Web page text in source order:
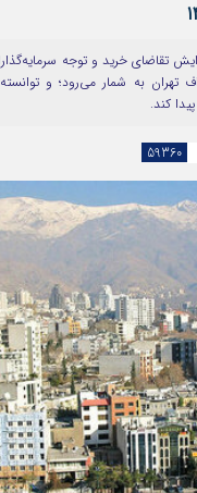
تقاضای خرید و توجه
تهران به شمار می‌رود؛ و
کند.
59360